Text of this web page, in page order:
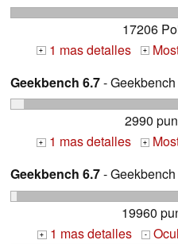
17206
+ 1 mas detalles +
Geekbench 6.7-
2990
+ 1 mas detalles +
Geekbench 6.7-
19960
+ 1 mas detalles -